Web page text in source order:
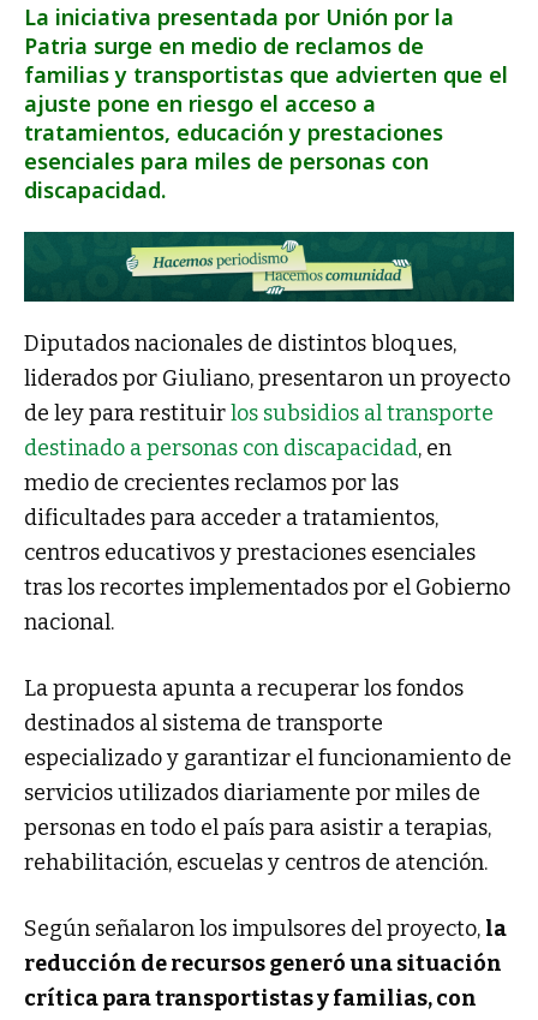
La iniciativa presentada por Unión por la
Patria surge en medio de reclamos de
familias y transportistas que advierten que el
ajuste pone en riesgo el acceso a
tratamientos, educación y prestaciones
esenciales para miles de personas con
discapacidad.
Diputados nacionales de distintos bloques,
liderados por Giuliano, presentaron un proyecto
de ley para restituirlos subsidios al transporte
destinado a personas con discapacidad, en
medio de crecientes reclamos por las
dificultades para acceder a tratamientos,
centros educativos y prestaciones esenciales
tras los recortes implementados por el Gobierno
nacional.
La propuesta apunta a recuperar los fondos
destinados al sistema de transporte
especializado y garantizar el funcionamiento de
servicios utilizados diariamente por miles de
personas en todo el país para asistir a terapias,
rehabilitación, escuelas y centros de atención.
Según señalaron los impulsores del proyecto, la
reducción de recursos generó una situación
crítica para transportistas y familias, con